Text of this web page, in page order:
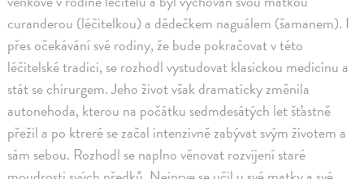
curanderou (léčitelkou) a dědečkem naguálem (šamanem). I
přes očekávání své rodiny, že bude pokračovat v této
léčitelské tradici, se rozhodl vystudovat klasickou medicínu a
stát se chirurgem. Jeho život však dramaticky změnila
autonehoda, kterou na počátku sedmdesátých let šťastně
přežil a po ktreré se začal intenzivně zabývat svým životem a
sám sebou. Rozhodl se naplno věnovat rozvíjení staré